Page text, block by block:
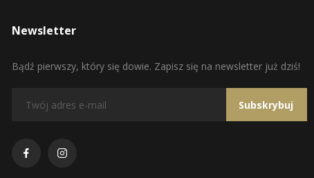
Newsletter
Bądź pierwszy, który się dowie. Zapisz się na newsletter już dziś!
Subskrybuj